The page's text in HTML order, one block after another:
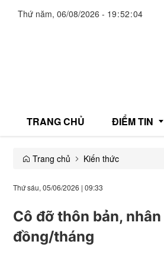
Thứ năm, 06/08/2026 - 19:52:05
TRANG CHỦ ĐIỂM TIN
Đời sống
Trang chủ Kiến thức
Thứ sáu, 05/06/2026 | 09:33
Cô đỡ thôn bản,
đồng/tháng